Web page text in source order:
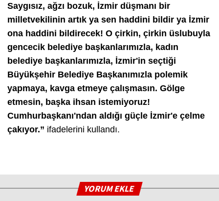
Saygısız, ağzı bozuk, İzmir düşmanı bir
milletvekilinin artık ya sen haddini bildir ya İzmir
ona haddini bildirecek! O çirkin, çirkin üslubuyla
gencecik belediye başkanlarımızla, kadın
belediye başkanlarımızla, İzmir'in seçtiği
Büyükşehir Belediye Başkanımızla polemik
yapmaya, kavga etmeye çalışmasın. Gölge
etmesin, başka ihsan istemiyoruz!
Cumhurbaşkanı'ndan aldığı güçle İzmir'e çelme
çakıyor.” ifadelerini kullandı.
YORUM EKLE